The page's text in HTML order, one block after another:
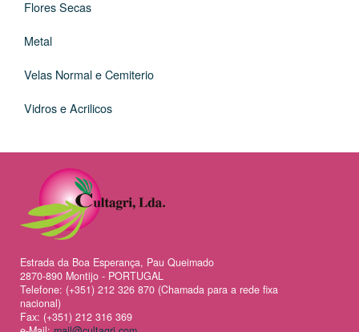
Flores Secas
Metal
Velas Normal e Cemiterio
Vidros e Acrilicos
Estrada da Boa Esperança, Pau Queimado
2870-890 Montijo - PORTUGAL
Telefone: (+351) 212 326 870 (Chamada para a rede fixa
nacional)
Fax: (+351) 212 316 369